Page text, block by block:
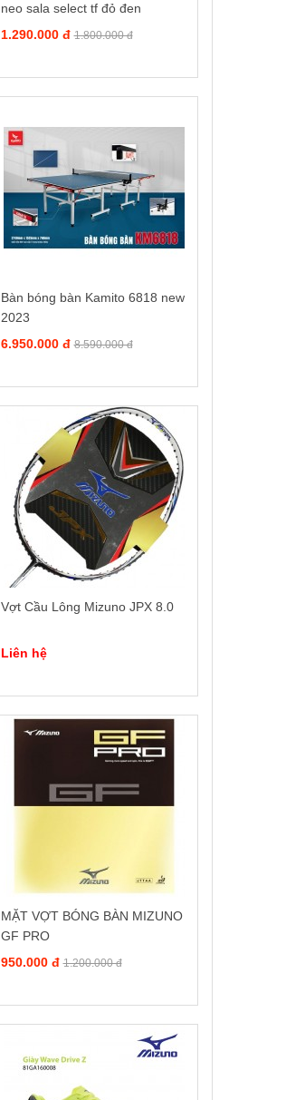
neo sala select tf đỏ đen
1.290.000 đ 1.800.000 đ
Bàn bóng bàn Kamito 6818 new
2023
6.950.000 đ 8.590.000 đ
Vợt Cầu Lông Mizuno JPX 8.0
Liên hệ
MẶT VỢT BÓNG BÀN MIZUNO
GF PRO
950.000 đ 1.200.000 đ